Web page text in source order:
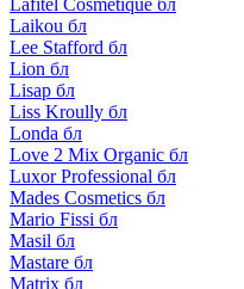
Lafitel Cosmetique бл
Laikou бл
Lee Stafford бл
Lion бл
Lisap бл
Liss Kroully бл
Londa бл
Love 2 Mix Organic бл
Luxor Professional бл
Mades Cosmetics бл
Mario Fissi бл
Masil бл
Mastare бл
Matrix бл